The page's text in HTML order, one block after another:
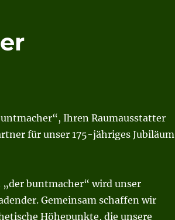
Ihren Raumausstatter
für unser 175-jähriges Jubiläum
buntmacher“ wird unser
Gemeinsam schaffen wir
Höhepunkte, die unsere